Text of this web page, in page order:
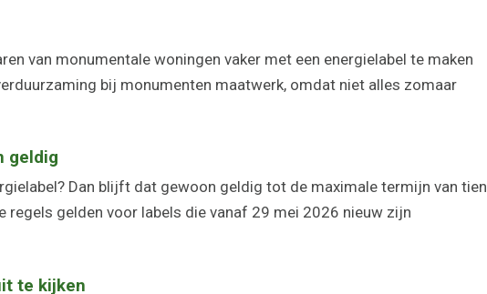
van monumentale woningen vaker met een energielabel te maken
bij monumenten maatwerk, omdat niet alles zomaar
geldig
Dan blijft dat gewoon geldig tot de maximale termijn van tien
regels gelden voor labels die vanaf 29 mei 2026 nieuw zijn
te kijken